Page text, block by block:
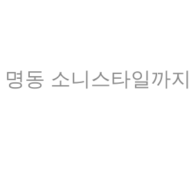
명동 소니스타일까